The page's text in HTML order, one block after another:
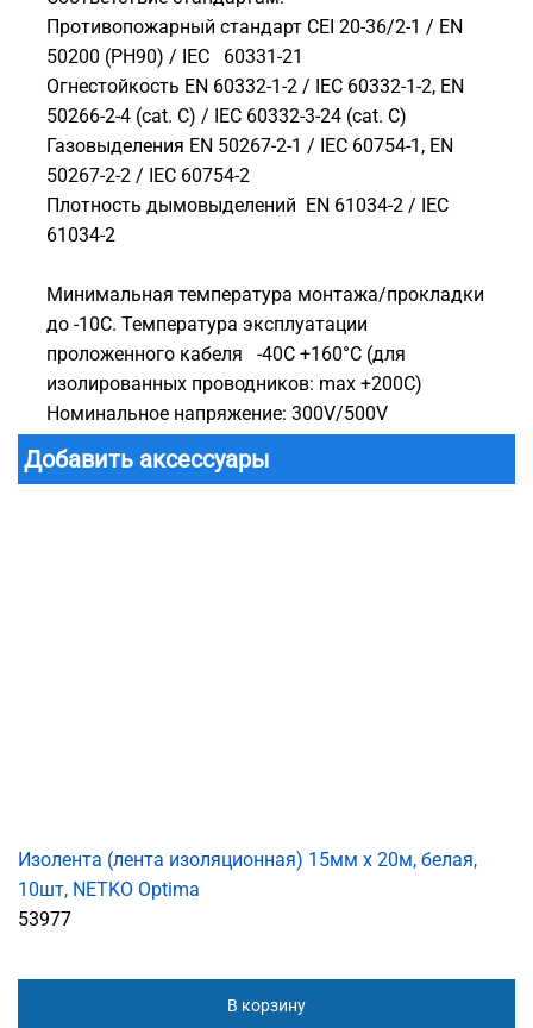
Противопожарный стандарт CEI 20-36/2-1 / EN
50200 (PH90) / IEC 60331-21
Огнестойкость EN 60332-1-2 / IEC 60332-1-2, EN
50266-2-4 (cat. C) / IEC 60332-3-24 (cat. C)
Газовыделения EN 50267-2-1 / IEC 60754-1, EN
50267-2-2 / IEC 60754-2
Плотность дымовыделений EN 61034-2 / IEC
61034-2
Минимальная температура монтажа/прокладки
до -10С. Температура эксплуатации
проложенного кабеля -40С +160°C (для
изолированных проводников: max +200C)
Номинальное напряжение: 300V/500V
Добавить аксессуары
Изолента (лента изоляционная) 15мм х 20м, белая,
10шт, NETKO Optima
53977
В корзину